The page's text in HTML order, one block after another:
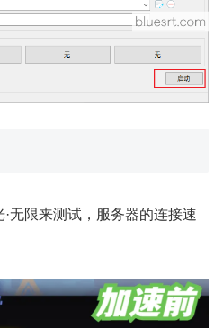
无限来测试，服务器的连接速